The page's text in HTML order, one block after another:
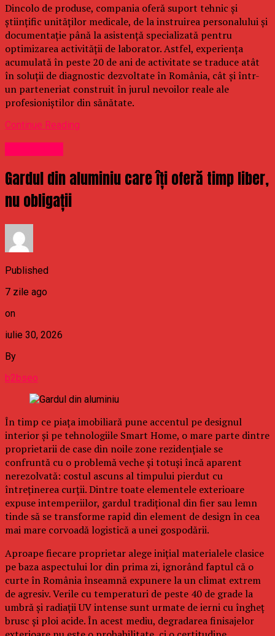
Dincolo de produse, compania oferă suport tehnic și
științific unităților medicale, de la instruirea personalului și
documentație până la asistență specializată pentru
optimizarea activității de laborator. Astfel, experiența
acumulată în peste 20 de ani de activitate se traduce atât
în soluții de diagnostic dezvoltate în România, cât și într-
un parteneriat construit în jurul nevoilor reale ale
profesioniștilor din sănătate.
Continue Reading
Gardul din aluminiu care îți oferă timp liber,
nu obligații
Published
7 zile ago
on
iulie 30, 2026
By
b2bseo
În timp ce piața imobiliară pune accentul pe designul
interior și pe tehnologiile Smart Home, o mare parte dintre
proprietarii de case din noile zone rezidențiale se
confruntă cu o problemă veche și totuși încă aparent
nerezolvată: costul ascuns al timpului pierdut cu
întreținerea curții. Dintre toate elementele exterioare
expuse intemperiilor, gardul tradițional din fier sau lemn
tinde să se transforme rapid din element de design în cea
mai mare corvoadă logistică a unei gospodării.
Aproape fiecare proprietar alege inițial materialele clasice
pe baza aspectului lor din prima zi, ignorând faptul că o
curte în România înseamnă expunere la un climat extrem
de agresiv. Verile cu temperaturi de peste 40 de grade la
umbră și radiații UV intense sunt urmate de ierni cu îngheț
brusc și ploi acide. În acest mediu, degradarea finisajelor